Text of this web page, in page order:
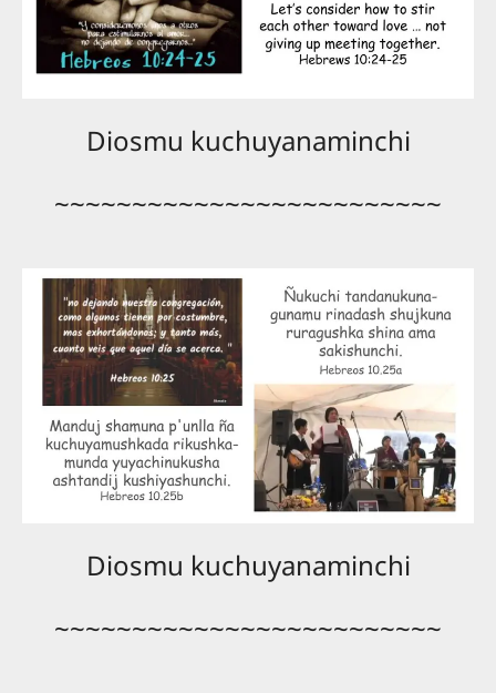
Diosmu kuchuyanaminchi
~~~~~~~~~~~~~~~~~~~~~~~~~
Diosmu kuchuyanaminchi
~~~~~~~~~~~~~~~~~~~~~~~~~